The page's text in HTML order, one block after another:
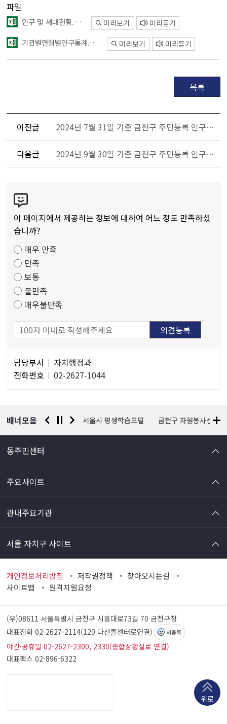
파일
인구 및 세대현황.xlsx 미리보기 미리듣기
기관별연령별인구통계.xlsx 미리보기 미리듣기
목록
이전글 2024년 7월 31일 기준 금천구 주민등록 인구현황입니다.
다음글 2024년 9월 30일 기준 금천구 주민등록 인구현황입니다.
텐
츠
만
도
조
사
이 페이지에서 제공하는 정보에 대하여 어느 정도 만족하셨
습니까?
매우 만족
만족
보통
불만족
매우불만족
당
자
담당부서
자치행정과
전화번호
02-2627-1044
배너모음
찰청 유실물 통합포털 서울시 평생학습포털 금천구 자원봉사센터
동주민센터
주요사이트
관내주요기관
서울 자치구 사이트
개인정보처리방침 저작권정책
찾아오시는길
사이트맵
원격지원요청
위로
(우)08611 서울특별시 금천구 시흥대로73길 70금천구청
대표전화 02-2627-2114(120 다산콜센터로연결)
서울톡
야간·공휴일 02-2627-2300, 2330(종합상황실로 연결)
대표팩스 02-896-6322